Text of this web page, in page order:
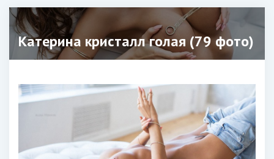
Катерина кристалл голая (79 фото)